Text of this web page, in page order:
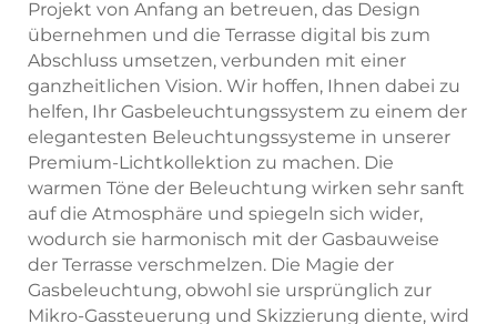
Projekt von Anfang an betreuen, das Design
übernehmen und die Terrasse digital bis zum
Abschluss umsetzen, verbunden mit einer
ganzheitlichen Vision. Wir hoffen, Ihnen dabei zu
helfen, Ihr Gasbeleuchtungssystem zu einem der
elegantesten Beleuchtungssysteme in unserer
Premium-Lichtkollektion zu machen. Die
warmen Töne der Beleuchtung wirken sehr sanft
auf die Atmosphäre und spiegeln sich wider,
wodurch sie harmonisch mit der Gasbauweise
der Terrasse verschmelzen. Die Magie der
Gasbeleuchtung, obwohl sie ursprünglich zur
Mikro-Gassteuerung und Skizzierung diente, wird